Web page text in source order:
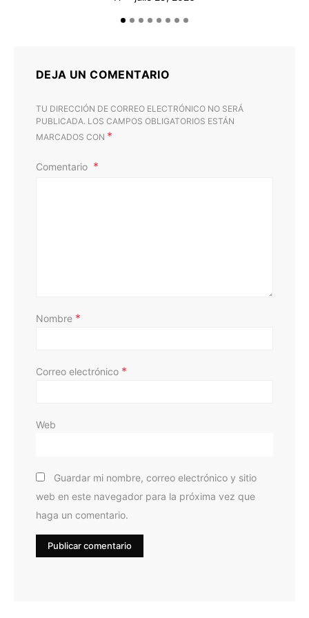
DEJA UN COMENTARIO
TU DIRECCIÓN DE CORREO ELECTRÓNICO NO SERÁ
PUBLICADA. LOS CAMPOS OBLIGATORIOS ESTÁN
MARCADOS CON *
Comentario
Nombre *
Correo electrónico *
Web
Guardar mi nombre, correo electrónico y sitio
web en este navegador para la próxima vez que
haga un comentario.